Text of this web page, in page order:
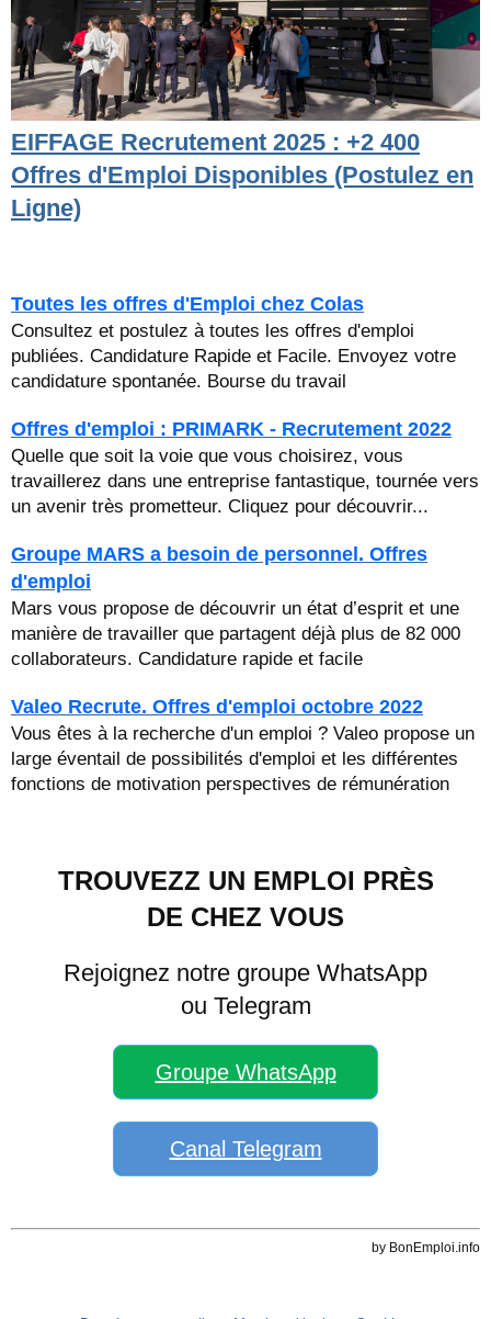
EIFFAGE Recrutement 2025 : +2 400
Offres d'Emploi Disponibles (Postulez en
Ligne)
Toutes les offres d'Emploi chez Colas
Consultez et postulez à toutes les offres d'emploi
publiées. Candidature Rapide et Facile. Envoyez votre
candidature spontanée. Bourse du travail
Offres d'emploi : PRIMARK - Recrutement 2022
Quelle que soit la voie que vous choisirez, vous
travaillerez dans une entreprise fantastique, tournée vers
un avenir très prometteur. Cliquez pour découvrir...
Groupe MARS a besoin de personnel. Offres
d'emploi
Mars vous propose de découvrir un état d’esprit et une
manière de travailler que partagent déjà plus de 82 000
collaborateurs. Candidature rapide et facile
Valeo Recrute. Offres d'emploi octobre 2022
Vous êtes à la recherche d'un emploi ? Valeo propose un
large éventail de possibilités d'emploi et les différentes
fonctions de motivation perspectives de rémunération
TROUVEZZ UN EMPLOI PRÈS
DE CHEZ VOUS
Rejoignez notre groupe WhatsApp
ou Telegram
Groupe WhatsApp
Canal Telegram
by BonEmploi.info